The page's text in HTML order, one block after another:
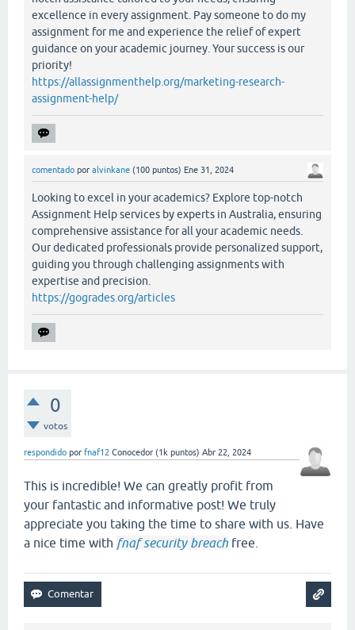
excellence in every assignment. Pay someone to do my
assignment for me and experience the relief of expert
guidance on your academic journey. Your success is our
priority!
https://allassignmenthelp.org/marketing-research-
assignment-help/
comentado por alvinkane (100 puntos) Ene 31, 2024
Looking to excel in your academics? Explore top-notch
Assignment Help services by experts in Australia, ensuring
comprehensive assistance for all your academic needs.
Our dedicated professionals provide personalized support,
guiding you through challenging assignments with
expertise and precision.
https://gogrades.org/articles
0
votos
respondido por fnaf12 Conocedor (1k puntos) Abr 22, 2024
This is incredible! We can greatly profit from
your fantastic and informative post! We truly
appreciate you taking the time to share with us. Have
a nice time with fnaf security breach free.